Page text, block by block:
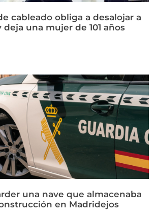
cableado obliga a desalojar a
deja una mujer de 101 años
una nave que almacenaba
en Madridejos